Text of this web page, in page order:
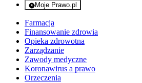
Moje Prawo.pl
- rejestracja i logowanie do
Farmacja
Finansowanie zdrowia
Opieka zdrowotna
Zarządzanie
Zawody medyczne
Koronawirus a prawo
Orzeczenia